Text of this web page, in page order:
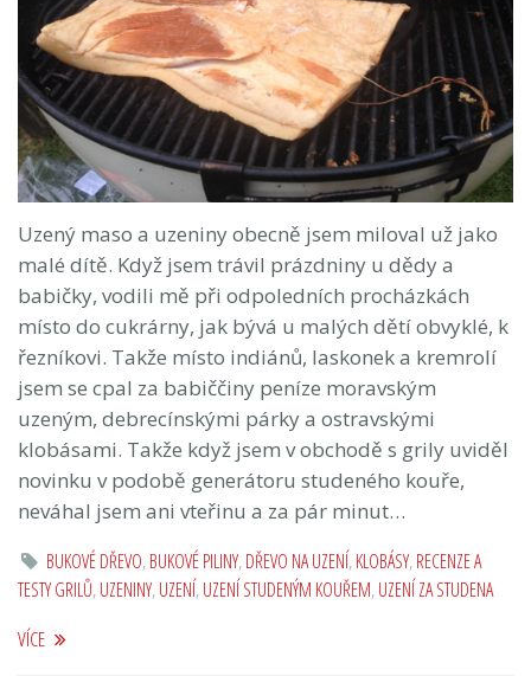
Uzený maso a uzeniny obecně jsem miloval už jako
malé dítě. Když jsem trávil prázdniny u dědy a
babičky, vodili mě při odpoledních procházkách
místo do cukrárny, jak bývá u malých dětí obvyklé, k
řezníkovi. Takže místo indiánů, laskonek a kremrolí
jsem se cpal za babiččiny peníze moravským
uzeným, debrecínskými párky a ostravskými
klobásami. Takže když jsem v obchodě s grily uviděl
novinku v podobě generátoru studeného kouře,
neváhal jsem ani vteřinu a za pár minut…
BUKOVÉ DŘEVO,BUKOVÉ PILINY,DŘEVO NA UZENÍ,KLOBÁSY,RECENZE A
TESTY GRILŮ,UZENINY,UZENÍ,UZENÍ STUDENÝM KOUŘEM,UZENÍ ZA STUDENA
VÍCE